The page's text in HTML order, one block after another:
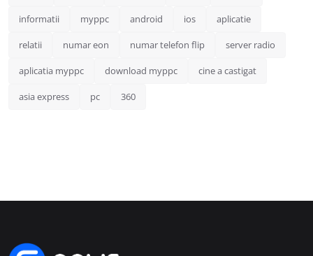
informatii myppc android ios aplicatie
relatii numar eon numar telefon flip server radio
aplicatia myppc download myppc cine a castigat
asia express pc 360